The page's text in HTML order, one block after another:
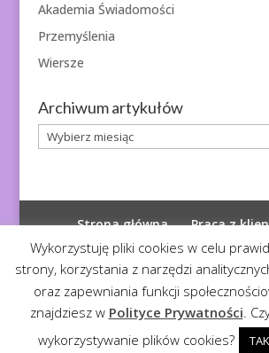
Akademia Świadomości
Przemyślenia
Wiersze
Archiwum artykułów
Archiwum
artykułów
Strona główna
Praca z
Polityka prywatności
© 2026 Diagnoza Duszy|
Realizacja:Serwis4U - Narzędzia dla
Wykorzystuję pliki cookies w celu
strony, korzystania z narzędzi
oraz zapewniania funkcji
znajdziesz w Polityce Prywatności.
wykorzystywanie plików cookies?